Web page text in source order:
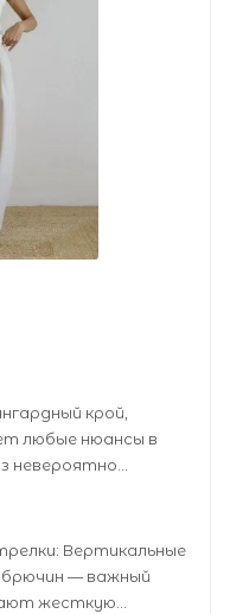
крой,
любые нюансы в
невероятно
Вертикальные
— важный
жесткую